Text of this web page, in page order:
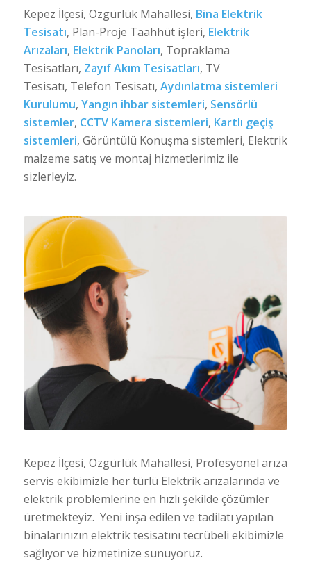
Kepez İlçesi, Özgürlük Mahallesi, Bina Elektrik
Tesisatı, Plan-Proje Taahhüt işleri, Elektrik
Arızaları, Elektrik Panoları, Topraklama
Tesisatları, Zayıf Akım Tesisatları, TV
Tesisatı, Telefon Tesisatı, Aydınlatma sistemleri
Kurulumu, Yangın ihbar sistemleri, Sensörlü
sistemler, CCTV Kamera sistemleri, Kartlı geçiş
sistemleri, Görüntülü Konuşma sistemleri, Elektrik
malzeme satış ve montaj hizmetlerimiz ile
sizlerleyiz.
Kepez İlçesi, Özgürlük Mahallesi, Profesyonel arıza
servis ekibimizle her türlü Elektrik arızalarında ve
elektrik problemlerine en hızlı şekilde çözümler
üretmekteyiz. Yeni inşa edilen ve tadilatı yapılan
binalarınızın elektrik tesisatını tecrübeli ekibimizle
sağlıyor ve hizmetinize sunuyoruz.